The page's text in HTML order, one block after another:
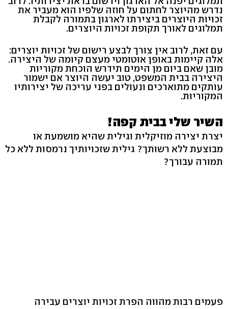
נדרש מהיוצר לחתום על חוזה שלפיו הוא מעביר את
זכויות היוצרים ביצירתו לארגון בתמורה לקבלת
תמלוגים לאורך תקופת זכויות היוצרים.
עם זאת, לרוב אין צורך לבצע רישום של זכויות יוצרים:
אלה קיימות באופן אוטומטי מעצם קיומה של היצירה.
מובן שאם ביום מן הימים תידרש הוכחת מקוריות
היצירה בבית המשפט, טוב יעשה היוצר אם ישמור
עותקים מתוארכים ונעולים בפני עריכה של יצירותיו
המקוריות.
השיר שלי בבית קפה!
יצרת יצירה מוזיקלית וגילית שהיא מושמעת או
מבוצעת ללא רשותך? גילית שזכויותיך נרמסות ללא כל
תמורה עבורך?
פעמים רבות מהווה הפרת זכויות יוצרים עבירה